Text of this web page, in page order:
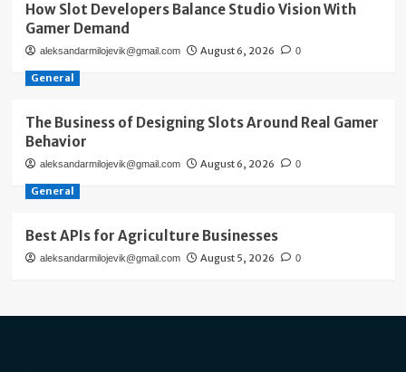
How Slot Developers Balance Studio Vision With
Gamer Demand
aleksandarmilojevik@gmail.com August 6, 2026 0
General
The Business of Designing Slots Around Real Gamer
Behavior
aleksandarmilojevik@gmail.com August 6, 2026 0
General
Best APIs for Agriculture Businesses
aleksandarmilojevik@gmail.com August 5, 2026 0